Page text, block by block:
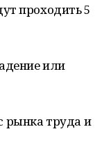
проходить 5
или
рынка труда и